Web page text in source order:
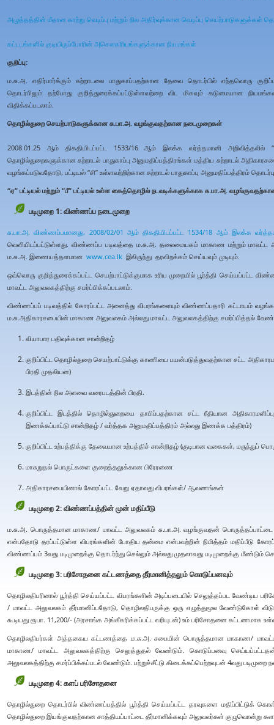
அழுத்தத்தின் மீதான காற்று வெடிப்பு மற்றும் நில அதிர்வுக்கான வெடிப்பு
கட்டடங்களில் குடியிருப்போரின் அசௌகரியங்களுக்கான நியமங்கள்
குறிப்பு:
ம.சு.அ. எதிர்பார்க்கும் சுற்றாடலை பாதுகாப்பதற்கான தேவை தொடர்பில் எந்தவொரு
தொடர்பிலும் தற்போது குறித்துரைக்கப்பட்டுள்ளவற்றை விட மிகவும் கடுமையான
விதிக்கப்படலாம்.
தொழில்துறை செயற்பாடுகளுக்கான சு.பா.அ. வழங்குவதற்கான நடைமுறைகள்
2008.01.25 ஆம் திகதியிடப்பட்ட 1533/16 ஆம் இலக்க வர்த்தமானி அறிவித்தலில்
தொழில்துறைகளுக்கான சுற்றாடல் பாதுகாப்பு அனுமதிப்பத்திரங்கள் மத்திய சுற்றாடல்
வழங்கப்படுவதோடு, பட்டியல் “சி” உள்ளவற்றிற்கான சுற்றாடல் பாதுகாப்பு அனுமதிப்பத்திரம்
“ஏ” பட்டியல் மற்றும் “பீ” பட்டியல் உள்ள கைத்தொழில் நடவடிக்களுக்காக சு.பா.அ.
படிமுறை 1: விண்ணப்ப நடைமுறை
சு.பா.அ. விண்ணப்பமானது, 2008/02/01 ஆம் திகதியிடப்பட்ட 1534/18 ஆம் இலக்க
வெளியிடப்பட்டுள்ளது. விண்ணப்ப படிவத்தை ம.சு.அ. தலைமையகம் மாகாண மற்றும் மாவட்ட
ம.சு.அ. இணையத்தளமான www.cea.lk இலிருந்து தரவிறக்கம் செய்யவும் முடியும்.
ஒவ்வொரு குறித்துரைக்கப்பட்ட செயற்பாட்டுக்குமாக உரிய முறையில் பூர்த்தி செய்யப்பட்ட
மாவட்ட அலுவலகத்திற்கு சமர்ப்பிக்கப்படலாம்.
விண்ணப்பப் படிவத்தில் கோரப்பட்ட அனைத்து விபரங்களையும் விண்ணப்பதாரி கட்டாயம்
ம.சு.அதிகாரசபையின் மாகாண அலுவலகம் அல்லது மாவட்ட அலுவலகத்திற்கு சமர்ப்பித்தல்
வியாபார பதிவுக்கான சான்றிதழ்
குறிப்பிட்ட தொழில்துறை செயற்பாட்டுக்கு காணியை பயன்படுத்துவதற்கான சட்ட
பிரதி முதலியன)
இடத்தின் நில அளவை வரைபடத்தின் பிரதி.
குறிப்பிட்ட இடத்தில் தொழில்துறையை தாபிப்பதற்கான சட்ட ரீதியான
இணக்கப்பாட்டு சான்றிதழ் / வர்த்தக அனுமதிப்பத்திரம் அல்லது இணக்க பத்திரம்)
குறிப்பிட்ட உற்பத்திக்கு தேவையான உற்பத்திச் சான்றிதழ் (குடிபான வகைகள், மருந்துப்
மாசுறுதல் பொருட்களை குறைத்தலுக்கான பிரேரணை
அதிகாரசபையினால் கோரப்பட்ட வேறு ஏதாவது விபரங்கள்/ ஆவணங்கள்
படிமுறை 2: விண்ணப்பத்தின் முன் மதிப்பீடு
ம.சு.அ. பொருத்தமான மாகாண/ மாவட்ட அலுவலகம் சு.பா.அ. வழங்குவதன் பொருத்தப்பாட்டை
என்பதோடு தரப்பட்டுள்ள விபரங்களின் போதிய தன்மை என்பவற்றின் நிமித்தம் மதிப்பீடு
விண்ணப்பம் 3வது படிமுறைக்கு தொடர்ந்து செல்லும் அல்லது முதலாவது படிமுறைக்கு மீண்டும்
படிமுறை 3: பரிசோதனை கட்டணத்தை தீர்மானித்தலும் கொடுப்பனவும்
தொழிலதிபரினால் பூர்த்தி செய்யப்பட்ட விபரங்களின் அடிப்படையில் செலுத்தப்பட
/ மாவட்ட அலுவலகம் தீர்மானிப்பதோடு, தொழிலதிபருக்கு ஒரு எழுத்துமூல வேண்டுகோள்
கூடியது ரூபா. 11,200/- (அரசாங்க அங்கீகரிக்கப்பட்ட வரியுடன்) உம் பரிசோதனை கட்டணமாக
தொழிலதிபர்கள் அத்தகைய கட்டணத்தை ம.சு.அ. சபையின் பொருத்தமான மாகாண/
மாகாண/ மாவட்ட அலுவலகத்திற்கு செலுத்துதல் வேண்டும். கொடுப்பனவு
அலுவலகத்திற்கு சமர்ப்பிக்கப்படல் வேண்டும். பற்றுச்சீட்டு கிடைக்கப்பெற்றவுடன் 4வது படிமுறை
படிமுறை 4: களப் பரிசோதனை
தொழில்துறை தொடர்பில் விண்ணப்பத்தில் பூர்த்தி செய்யப்பட்ட தரவுகளை மதிப்பிட்டுக்
தொழில்துறை இயங்குவதற்கான சாத்தியப்பாட்டை தீர்மானிக்கவும் அலுவலர்கள்